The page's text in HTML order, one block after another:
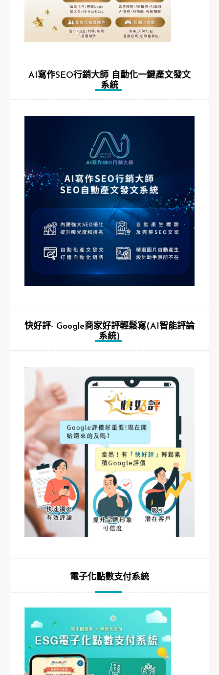
AI寫作SEO行銷大師 自動化一鍵產文發文
系統
快好評- Google商家好評輕鬆寫(AI智能評論
系統)
電子化點數支付系統